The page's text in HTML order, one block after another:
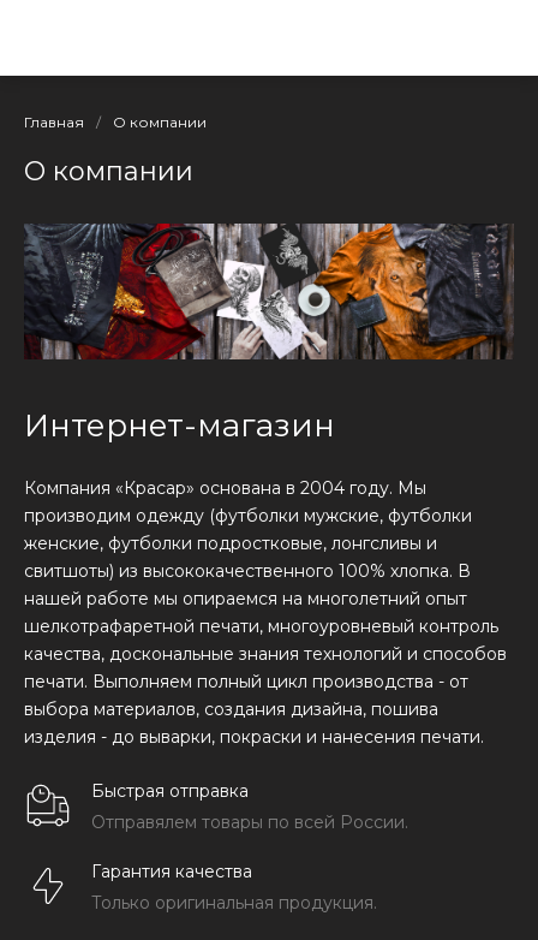
Главная / О компании
О компании
Интернет-магазин
Компания «Красар» основана в 2004 году. ​Мы
производим одежду (футболки мужские, футболки
женские, футболки подростковые, лонгсливы и
свитшоты) из высококачественного 100% хлопка. В
нашей работе мы опираемся на многолетний опыт
шелкотрафаретной печати, многоуровневый контроль
качества, доскональные знания технологий и способов
печати. Выполняем полный цикл производства - от
выбора материалов, создания дизайна, пошива
изделия - до выварки, покраски и нанесения печати.
Быстрая отправка
Отправялем товары по всей России.
Гарантия качества
Только оригинальная продукция.